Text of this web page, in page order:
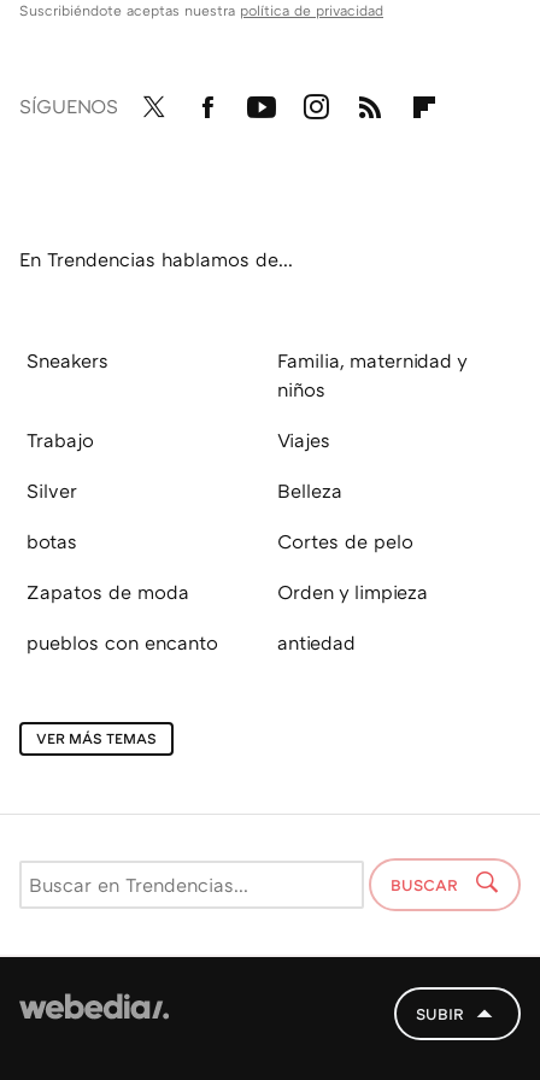
Suscribiéndote aceptas nuestra política de privacidad
SÍGUENOS
En Trendencias hablamos de...
Sneakers
Familia, maternidad y
niños
Trabajo Viajes
Silver Belleza
botas Cortes de pelo
Zapatos de moda Orden y limpieza
pueblos con encanto antiedad
VER MÁS TEMAS
BUSCAR
SUBIR